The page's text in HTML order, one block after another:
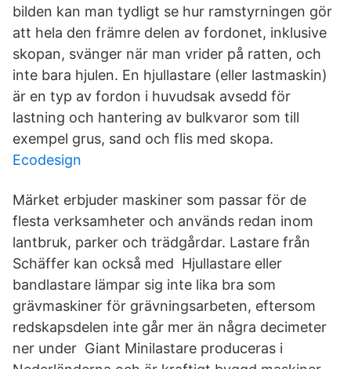
bilden kan man tydligt se hur ramstyrningen gör
att hela den främre delen av fordonet, inklusive
skopan, svänger när man vrider på ratten, och
inte bara hjulen. En hjullastare (eller lastmaskin)
är en typ av fordon i huvudsak avsedd för
lastning och hantering av bulkvaror som till
exempel grus, sand och flis med skopa.
Ecodesign
Märket erbjuder maskiner som passar för de
flesta verksamheter och används redan inom
lantbruk, parker och trädgårdar. Lastare från
Schäffer kan också med Hjullastare eller
bandlastare lämpar sig inte lika bra som
grävmaskiner för grävningsarbeten, eftersom
redskapsdelen inte går mer än några decimeter
ner under Giant Minilastare produceras i